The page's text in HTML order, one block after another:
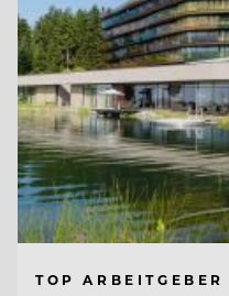
TOP ARBEITGEBER